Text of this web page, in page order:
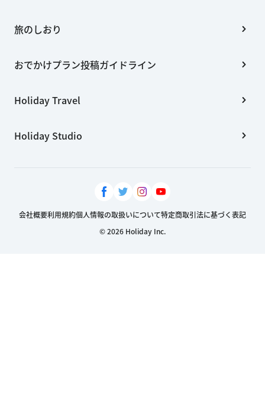
旅のしおり
おでかけプラン投稿ガイドライン
Holiday Travel
Holiday Studio
会社概要利用規約個人情報の取扱いについて特定商取引法に基づく表記
© 2026 Holiday Inc.